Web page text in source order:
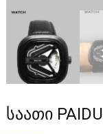
საათი PAIDU